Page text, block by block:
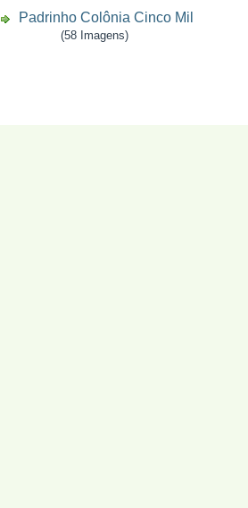
Padrinho Colônia Cinco Mil
(58 Imagens)